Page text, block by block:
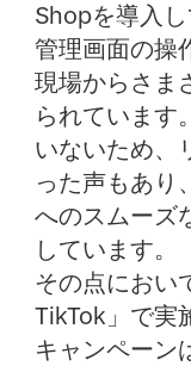
Shopを導入
管理画面の操
現場からさま
られています
いないため、
った声もあり
へのスムーズ
しています。
その点におい
TikTok」で実
キャンペーン